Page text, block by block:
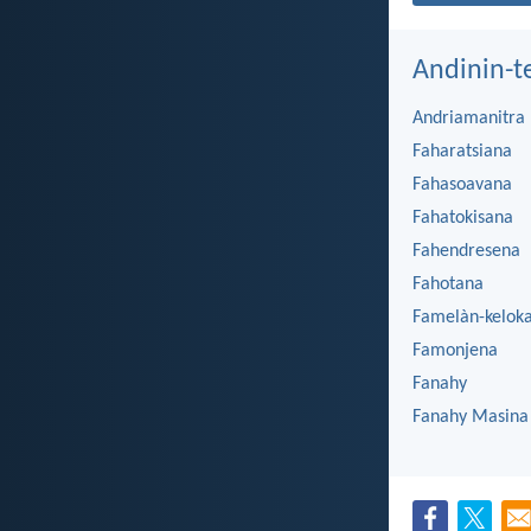
Andinin-
Andriamanitra
Faharatsiana
Fahasoavana
Fahatokisana
Fahendresena
Fahotana
Famelàn-
Famonjena
Fanahy
Fanahy Masina